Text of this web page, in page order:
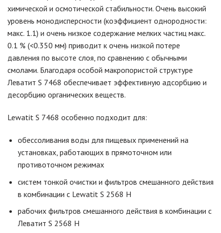
химической и осмотической стабильности. Очень высокий
уровень монодисперсности (коэффициент однородности:
макс. 1.1) и очень низкое содержание мелких частиц макс.
0.1 % (<0.350 мм) приводит к очень низкой потере
давления по высоте cлоя, по сравнению с обычными
смолами. Благодаря особой макропористой структуре
Леватит S 7468 обеспечивает эффективную адсорбцию и
десорбцию органических веществ.
Lewatit S 7468 особенно подходит для:
обесcоливания воды для пищевых применений на
установках, работающих в прямоточном или
противоточном режимах
систем тонкой очистки и фильтров смешанного действия
в комбинации с Lewatit S 2568 H
рабочих фильтров смешанного действия в комбинации с
Леватит S 2568 H